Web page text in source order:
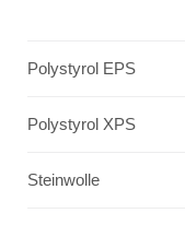
Polystyrol EPS
Polystyrol XPS
Steinwolle